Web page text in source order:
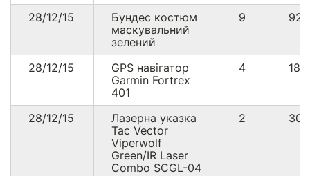
28/12/15
Бундес костюм
маскувальний
зелений
9
28/12/15
GPS навігатор
Garmin Fortrex
401
4
28/12/15
Лазерна указка
Tac Vector
Viperwolf
Green/IR Laser
Combo SCGL-04
2